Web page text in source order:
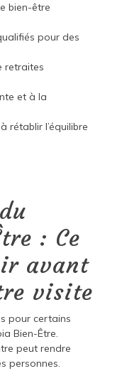
bien-être
pour des
retraites
et à la
rétablir l’équilibre
: Ce
avant
visite
pour certains
Bien-Être.
peut rendre
personnes.